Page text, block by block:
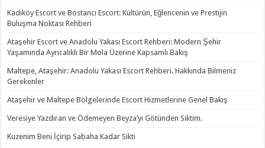
Kadıköy Escort ve Bostancı Escort: Kültürün, Eğlencenin ve Prestijin
Buluşma Noktası Rehberi
Ataşehir Escort ve Anadolu Yakası Escort Rehberi: Modern Şehir
Yaşamında Ayrıcalıklı Bir Mola Üzerine Kapsamlı Bakış
Maltepe, Ataşehir: Anadolu Yakası Escort Rehberi. Hakkında Bilmeniz
Gerekenler
Ataşehir ve Maltepe Bölgelerinde Escort Hizmetlerine Genel Bakış
Veresiye Yazdıran ve Ödemeyen Beyza’yı Götünden Siktim.
Kuzenim Beni İçirip Sabaha Kadar Sikti